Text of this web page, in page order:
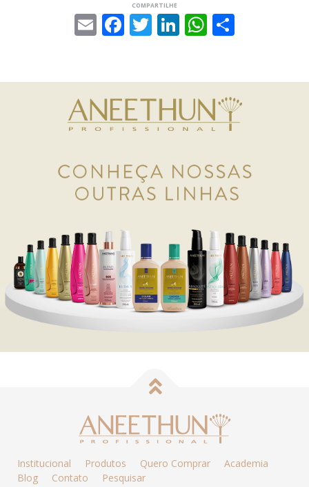
COMPARTILHE
EmailFacebook
Twitter
LinkedIn
Institucional Produtos Quero Comprar
Academia
Blog
Contato Pesquisar